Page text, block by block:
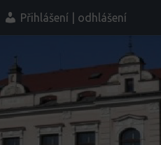
Přihlášení | odhlášení